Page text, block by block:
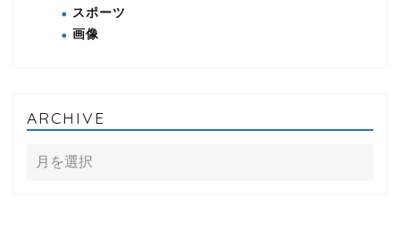
スポーツ
画像
ARCHIVE